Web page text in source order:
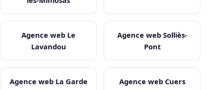
Agence web Le
Lavandou
Agence web Solliès-
Pont
Agence web La Garde Agence web Cuers